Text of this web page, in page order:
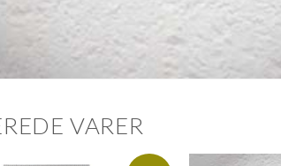
VARER